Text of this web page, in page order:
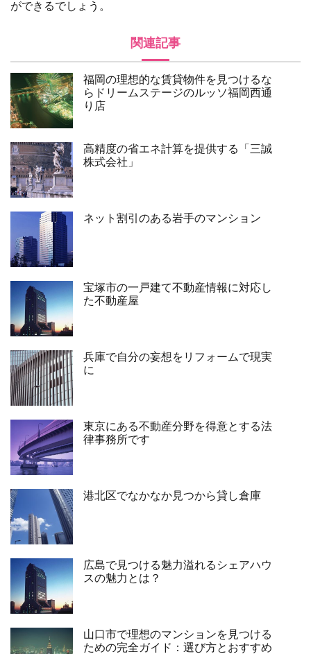
ができるでしょう。
関連記事
福岡の理想的な賃貸物件を見つけるな
らドリームステージのルッソ福岡西通
り店
高精度の省エネ計算を提供する「三誠
株式会社」
ネット割引のある岩手のマンション
宝塚市の一戸建て不動産情報に対応し
た不動産屋
兵庫で自分の妄想をリフォームで現実
に
東京にある不動産分野を得意とする法
律事務所です
港北区でなかなか見つから貸し倉庫
広島で見つける魅力溢れるシェアハウ
スの魅力とは？
山口市で理想のマンションを見つける
ための完全ガイド：選び方とおすすめ